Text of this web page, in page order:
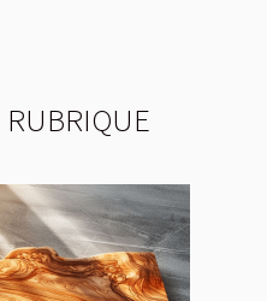
RUBRIQUE